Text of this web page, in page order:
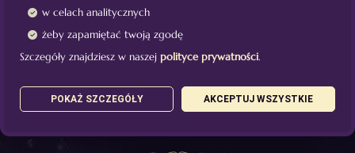
WYŚLIJ
w celach analitycznych
żeby zapamiętać twoją zgodę
Szczegóły znajdziesz w naszej polityce prywatności.
POKAŻ SZCZEGÓŁY AKCEPTUJ WSZYSTKIE